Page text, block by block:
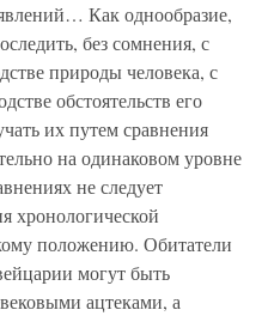
Как однообразие,
без сомнения, с
природы человека, с
обстоятельств его
их путем сравнения
на одинаковом уровне
не следует
хронологической
положению. Обитатели
могут быть
ацтеками, а